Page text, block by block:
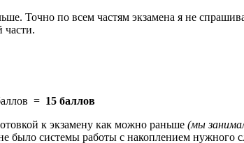
Точно по всем частям экзамена я не
части.
= 15 баллов
к экзамену как можно раньше (мы
было системы работы с накоплением нужного